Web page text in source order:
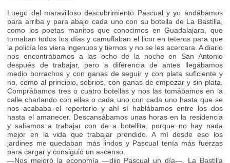
Luego del maravilloso descubrimiento Pascual y yo andábamos
para arriba y para abajo cada uno con su botella de La Bastilla,
como los poetas manitos que conocimos en Guadalajara, que
tomaban todos los días y camuflaban el licor en teteros para que
la policía los viera ingenuos y tiernos y no se les acercara. A diario
nos encontrábamos a las ocho de la noche en San Antonio
después de trabajar, pero a diferencia de antes llegábamos
medio borrachos y con ganas de seguir y con plata suficiente y
no, como al principio, sobrios, con ganas de empezar y sin plata.
Comprábamos tres o cuatro botellas y nos las tomábamos en la
calle charlando con ellas o cada uno con cada uno hasta que se
nos acababa el repertorio y ahí sí hablábamos entre los dos
hasta el amanecer. Descansábamos unas horas en la residencia
y salíamos a trabajar con de a botellita, porque no hay nada
mejor en la vida que trabajar prendido. A mí desde eso los
jardines me quedaban más lindos y Pascual tenía más fuerzas
para cargar y consiguió un ascenso.
—Nos mejoró la economía —dijo Pascual un día—, La Bastilla